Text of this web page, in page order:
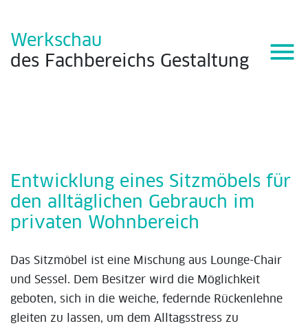
Werkschau
des Fachbereichs Gestaltung menu
Entwicklung eines Sitzmöbels für
den alltäglichen Gebrauch im
privaten Wohnbereich
Das Sitzmöbel ist eine Mischung aus Lounge-Chair
und Sessel. Dem Besitzer wird die Möglichkeit
geboten, sich in die weiche, federnde Rückenlehne
gleiten zu lassen, um dem Alltagsstress zu